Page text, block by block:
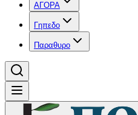
ΑΓΟΡΑ
Γηπεδο
Παραθυρο